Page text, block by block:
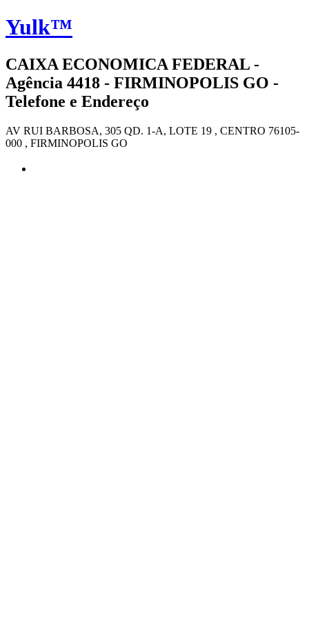
Yulk™
CAIXA ECONOMICA FEDERAL -
Agência 4418 - FIRMINOPOLIS GO -
Telefone e Endereço
AV RUI BARBOSA, 305 QD. 1-A, LOTE 19 , CENTRO 76105-
000 , FIRMINOPOLIS GO